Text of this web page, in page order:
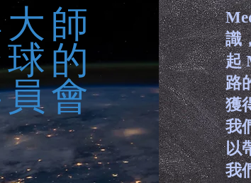
師
的
會
識
起
路
獲
我
以
我